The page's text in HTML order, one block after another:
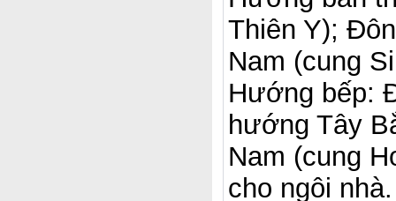
Thiên Y);
Nam (cung
Hướng bếp:
hướng Tây
Nam (cung
cho ngôi nhà.